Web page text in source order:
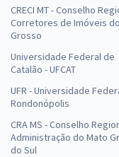
CRECI MT - Conselho
Corretores de Imóveis
Grosso
Universidade Federal de
Catalão - UFCAT
UFR - Universidade
Rondonópolis
CRA MS - Conselho
Administração do Mato
do Sul